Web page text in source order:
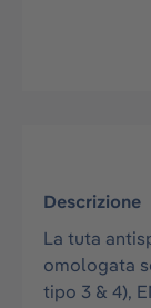
Descrizione
La tuta
omologata
tipo 3 & 4),